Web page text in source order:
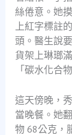
絲倦意。她
上紅字標註
頭。醫生說
貨架上琳瑯
「碳水化合
這天傍晚，
當晚餐。她
物 68公克，